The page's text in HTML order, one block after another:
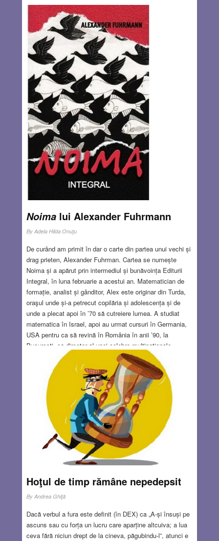
Poți avea mai multă încredere în dreapta judecată a unui
individ de teapa lui Bezalel Smotrich care a spus recent
că un sat palestinian ar trebui trecut prin foc și sabie,
decât în a președintelui Tribunalului Suprem? Sau în
discernământul fostului terorist Ben-Gvir care a decis să-l
schimbe pe șeful poliției din zona Tel-Aviv pentru că în
opinia lui nu era destul de agresiv față de demonstranți,
față de cel al consilierului juridic?
Read more…
MAR 16, 2023 26 COMMENTS
Noimalui Alexander Fuhrmann
By Adela Hilda Onuţu
De curând am primit în dar o carte din partea unui vechi și
drag prieten, Alexander Fuhrman. Cartea se numește
Noima și a apărut prin intermediul și bunăvoința Editurii
Integral, în luna februarie a acestui an. Matematician de
formație, analist și gânditor, Alex este originar din Turda,
oraşul unde și-a petrecut copilăria și adolescența și de
unde a plecat apoi în ’70 să cutreiere lumea. A studiat
matematica în Israel, apoi au urmat cursuri în Germania,
USA pentru ca să revină în România în anii ’90, la
București, ca director al unei celebre multinaționale.
Ulterior a decis să-și urmeze pasiunea de
coaching/training pe comunicare și și-a construit propria
firmă, Eureka. Deși colaborează cu companii de prestigiu,
preocuparea sa dominantă se îndreaptă spre tineri, spre
formarea acestora, și este exprimată într-o formă de
voluntariat pe care o denumește Ora de dirigenție. Ieșit din
comunismul în care s-a format, autorul a trecut în societăți
cu democrație cristalizată, cu sisteme de educație
performante și cu angrenaje sociale funcționale, în care
ulterior s-a maturizat. Revenirea în România, într-o țară
care parcurge de 30 de ani statusul post-comunist într-un
emfază democrație, cred că a fost șocantă, dar nu
surprinzătoare.
MAR 9, 2023 2 COMMENTS
Hoţul de timp rămâne nepedepsit
By Andrea Ghiţă
Dacă verbul a fura este definit (în DEX) ca „A-și însuși pe
ascuns sau cu forța un lucru care aparține altcuiva; a lua
ceva fără niciun drept de la cineva, păgubindu-l”, atunci e